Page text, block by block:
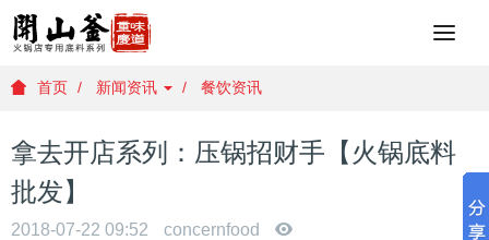
重
底
料
批
首页 新闻资讯 餐饮资讯
拿去开店系列：压锅招财手【火锅底料
批发】
2018-07-22 09:52 concernfood